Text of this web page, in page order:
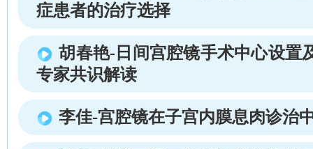
症患者的治疗选择
胡春艳-日间宫腔镜手术中心设置
专家共识解读
李佳-宫腔镜在子宫内膜息肉诊治